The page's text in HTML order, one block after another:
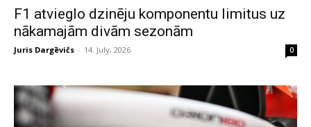
F1 atvieglo dzinēju komponentu limitus uz
nākamajām divām sezonām
Juris Dargēvičs - 14. July, 2026 0